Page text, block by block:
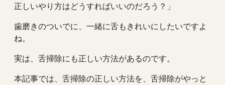
正しいやり方はどうすればいいのだろう？」
歯磨きのついでに、一緒に舌もきれいにしたいですよ
ね。
実は、舌掃除にも正しい方法があるのです。
本記事では、舌掃除の正しい方法を、舌掃除がやっと